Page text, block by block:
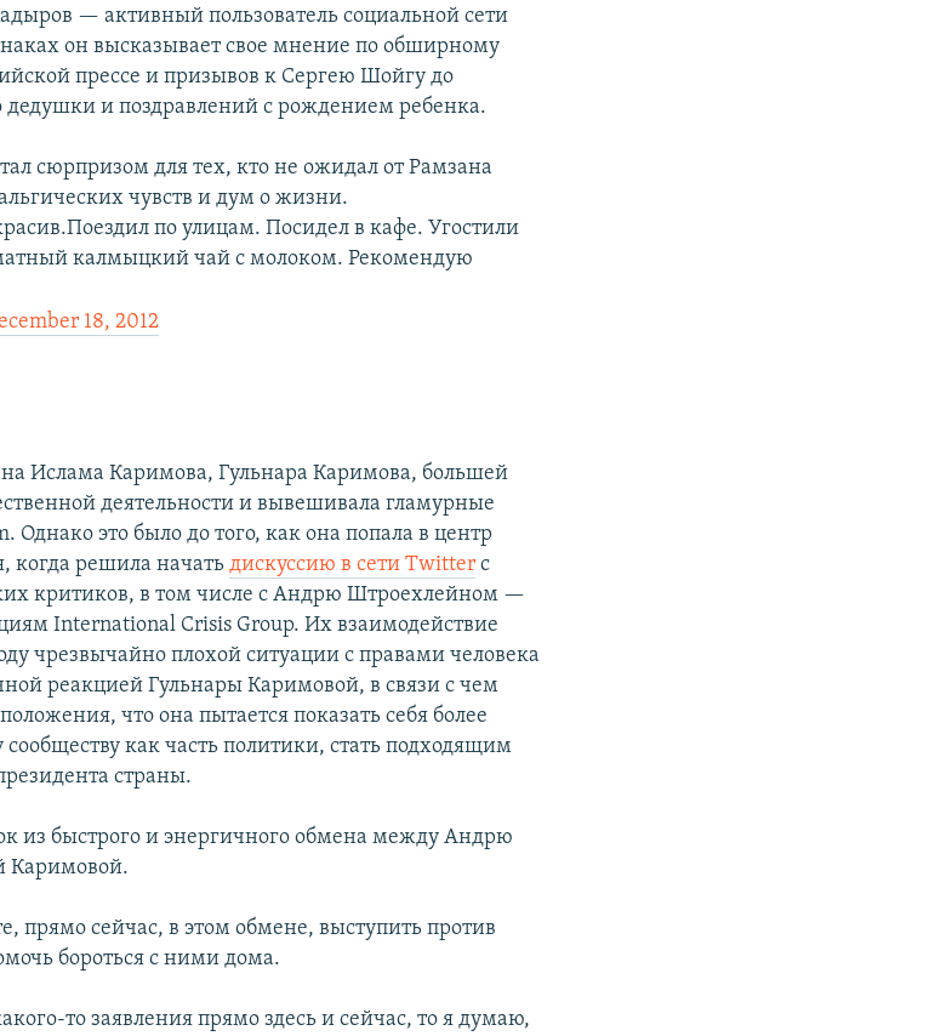
— активный пользователь социальной сети
он высказывает свое мнение по обширному
прессе и призывов к Сергею Шойгу до
дедушки и поздравлений с рождением ребенка.
сюрпризом для тех, кто не ожидал от Рамзана
чувств и дум о жизни.
по улицам. Посидел в кафе. Угостили
калмыцкий чай с молоком. Рекомендую
18, 2012
Ислама Каримова, Гульнара Каримова, большей
деятельности и вывешивала гламурные
Однако это было до того, как она попала в центр
когда решила начатьдискуссию в сети Twitter с
критиков, в том числе с Андрю Штроехлейном —
International Crisis Group. Их взаимодействие
чрезвычайно плохой ситуации с правами человека
реакцией Гульнары Каримовой, в связи с чем
что она пытается показать себя более
как часть политики, стать подходящим
страны.
из быстрого и энергичного обмена между Андрю
Каримовой.
сейчас, в этом обмене, выступить против
бороться с ними дома.
то заявления прямо здесь и сейчас, то я думаю,